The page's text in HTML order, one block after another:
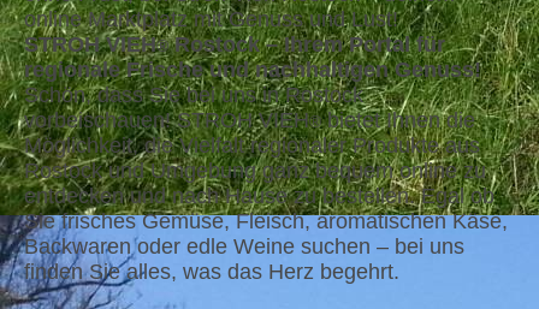
online Marktplatz mit Genuss und Lust!
STROH VIEH®Rostock – Ihrem Portal für
regionale Frische und nachhaltigen Genuss!
Schön, dass Sie bei uns in Rostock
vorbeischauen! STROH VIEH®bietet Ihnen die
Möglichkeit, die Vielfalt regionaler Produkte aus
Rostock und Umgebung ganz bequem online zu
entdecken und nach Hause zu bestellen. Egal ob
Sie frisches Gemüse, Fleisch, aromatischen Käse,
Backwaren oder edle Weine suchen – bei uns
finden Sie alles, was das Herz begehrt.